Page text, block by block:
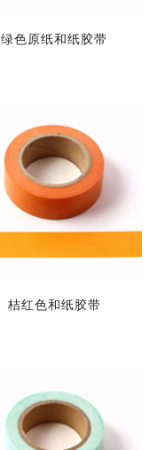
绿色原纸和纸胶带
桔红色和纸胶带